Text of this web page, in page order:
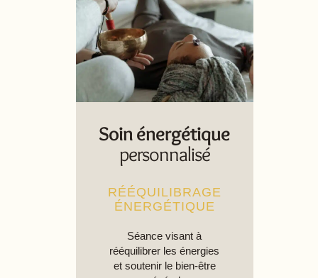
Soin énergétique
personnalisé
RÉÉQUILIBRAGE
ÉNERGÉTIQUE
Séance visant à
rééquilibrer les énergies
et soutenir le bien-être